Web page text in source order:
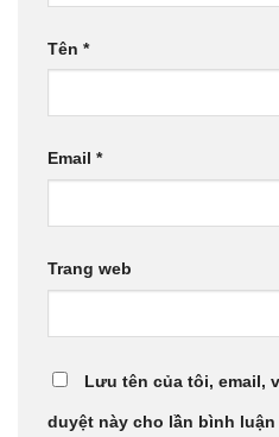
Tên *
Email *
Trang web
Lưu tên của tôi, email,
duyệt này cho lần bình